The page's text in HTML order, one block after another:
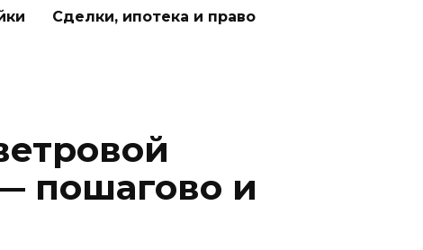
Сделки, ипотека и право
пошагово и